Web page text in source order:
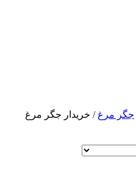
جگر مرغ/ خریدار جگر مرغ